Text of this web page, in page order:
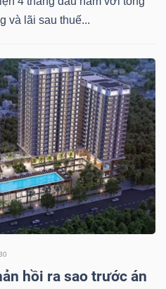
và lãi sau thuế...
hồi ra sao trước án